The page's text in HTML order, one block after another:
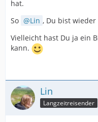
hat.
So
Lin , Du bist wieder
Vielleicht hast Du ja ein
kann.
Lin
Langzeitreisender